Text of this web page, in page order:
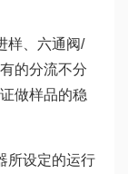
样、六通阀/
的分流不分
做样品的稳
所设定的运行